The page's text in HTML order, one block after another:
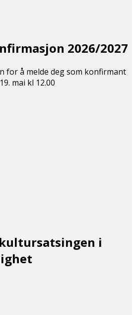
2026/2027
for å melde deg som konfirmant
mai kl 12.00
i